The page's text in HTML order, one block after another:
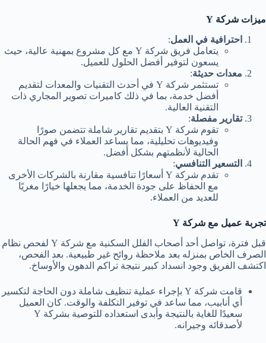
ميزات شركة Y
احترافية في العمل:
يتعامل فريق شركة Y مع كل مشروع بمهنية عالية، حيث
يسعون لتوفير أفضل الحلول للعميل.
معدات حديثة:
تستثمر شركة Y في أحدث التقنيات والمعدات لتقديم
أفضل خدمة، بما في ذلك كاميرات تصوير المجاري ذات
التقنية العالية.
تقارير مفصلة:
تقوم شركة Y بتقديم تقارير شاملة تتضمن صورًا
وفيديوهات تحليلية، مما يساعد العملاء في فهم الحالة
الحالية لأنظمتهم بشكل أفضل.
التسعير التنافسي:
تقدم شركة Y أسعارًا تنافسية مقارنة بالشركات الأخرى
مع الحفاظ على جودة الخدمة، مما يجعلها خيارًا مغريًا
للعديد من العملاء.
تجربة عميل مع شركة Y
قبل فترة، تواصل أحد أصحاب الفلل السكنية مع شركة Y لفحص نظام
الصرف الخاص بمنزله بعد ملاحظة روائح غير طبيعية. بعد الفحص،
اكتشف الفريق وجود انسداد كبير نتيجة تراكم الدهون والأوساخ.
قامت شركة Y بإجراء عملية تنظيف شاملة دون الحاجة لتكسير
أي أنابيب، مما ساعد في توفير التكلفة والوقت. كان العميل
سعيدًا للغاية بالنتيجة وأبدى استعداده للتوصية بشركة Y
لأصدقائه وجيرانه.